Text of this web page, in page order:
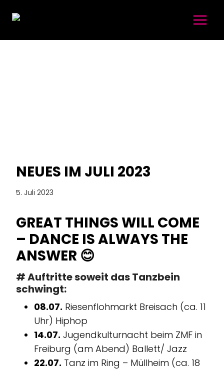
NEUES IM JULI 2023
5. Juli 2023
GREAT THINGS WILL COME
– DANCE IS ALWAYS THE
ANSWER 😊
# Auftritte soweit das Tanzbein
schwingt:
08.07. Riesenflohmarkt Breisach (ca. 11
Uhr) Hiphop
14.07. Jugendkulturnacht beim ZMF in
Freiburg (am Abend) Ballett/ Jazz
22.07. Tanz im Ring – Müllheim (ca. 18